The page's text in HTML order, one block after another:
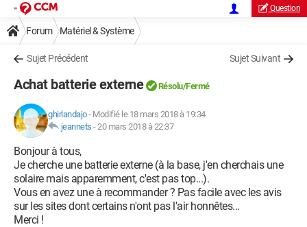
Question
Forum Matériel & Système
Sujet Précédent Sujet Suivant
Achat batterie externe Résolu/Fermé
ghirlandajo- Modifié le 18 mars 2018 à 19:34
jeannets -20 mars 2018 à 22:37
Bonjour à tous,
Je cherche une batterie externe (à la base, j'en cherchais une
solaire mais apparemment, c'est pas top...).
Vous en avez une à recommander ? Pas facile avec les avis
sur les sites dont certains n'ont pas l'air honnêtes...
Merci !